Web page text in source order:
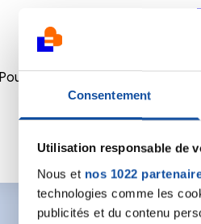
Consentement
Utilisation responsable de
Nous et nos 1022
technologies comme les
publicités et du contenu
Pour écrire un commentaire ou